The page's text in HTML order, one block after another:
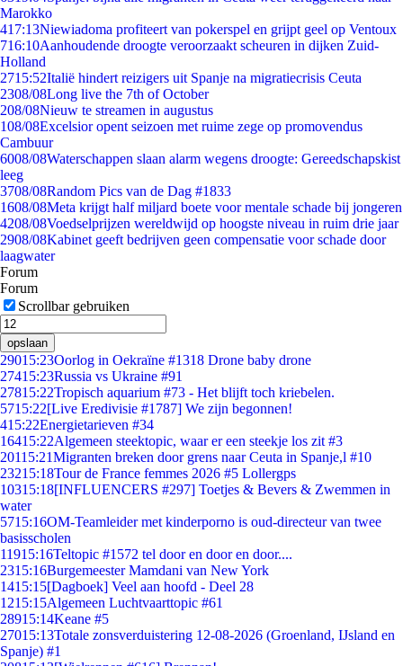
Marokko
417:13Niewiadoma profiteert van pokerspel en grijpt geel op Ventoux
716:10Aanhoudende droogte veroorzaakt scheuren in dijken Zuid-
Holland
2715:52Italië hindert reizigers uit Spanje na migratiecrisis Ceuta
2308/08Long live the 7th of October
208/08Nieuw te streamen in augustus
108/08Excelsior opent seizoen met ruime zege op promovendus
Cambuur
6008/08Waterschappen slaan alarm wegens droogte: Gereedschapskist
leeg
3708/08Random Pics van de Dag #1833
1608/08Meta krijgt half miljard boete voor mentale schade bij jongeren
4208/08Voedselprijzen wereldwijd op hoogste niveau in ruim drie jaar
2908/08Kabinet geeft bedrijven geen compensatie voor schade door
laagwater
Forum
Forum
Scrollbar gebruiken
opslaan
29015:23Oorlog in Oekraïne #1318 Drone baby drone
27415:23Russia vs Ukraine #91
27815:22Tropisch aquarium #73 - Het blijft toch kriebelen.
5715:22[Live Eredivisie #1787] We zijn begonnen!
415:22Energietarieven #34
16415:22Algemeen steektopic, waar er een steekje los zit #3
20115:21Migranten breken door grens naar Ceuta in Spanje,l #10
23215:18Tour de France femmes 2026 #5 Lollergps
10315:18[INFLUENCERS #297] Toetjes & Bevers & Zwemmen in
water
5715:16OM-Teamleider met kinderporno is oud-directeur van twee
basisscholen
11915:16Teltopic #1572 tel door en door en door....
2315:16Burgemeester Mamdani van New York
1415:15[Dagboek] Veel aan hoofd - Deel 28
1215:15Algemeen Luchtvaarttopic #61
28915:14Keane #5
27015:13Totale zonsverduistering 12-08-2026 (Groenland, IJsland en
Spanje) #1